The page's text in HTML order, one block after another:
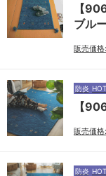
【
ブル
販売価格:
防炎
【
販売価格:
防炎